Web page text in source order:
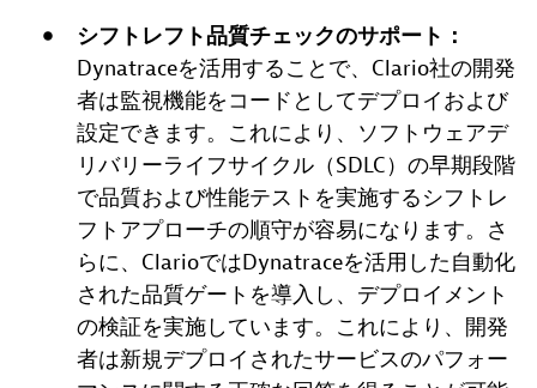
シフトレフト品質チェックのサポート：
Dynatraceを活用することで、Clario社の開発
者は監視機能をコードとしてデプロイおよび
設定できます。これにより、ソフトウェアデ
リバリーライフサイクル（SDLC）の早期段階
で品質および性能テストを実施するシフトレ
フトアプローチの順守が容易になります。さ
らに、ClarioではDynatraceを活用した自動化
された品質ゲートを導入し、デプロイメント
の検証を実施しています。これにより、開発
者は新規デプロイされたサービスのパフォー